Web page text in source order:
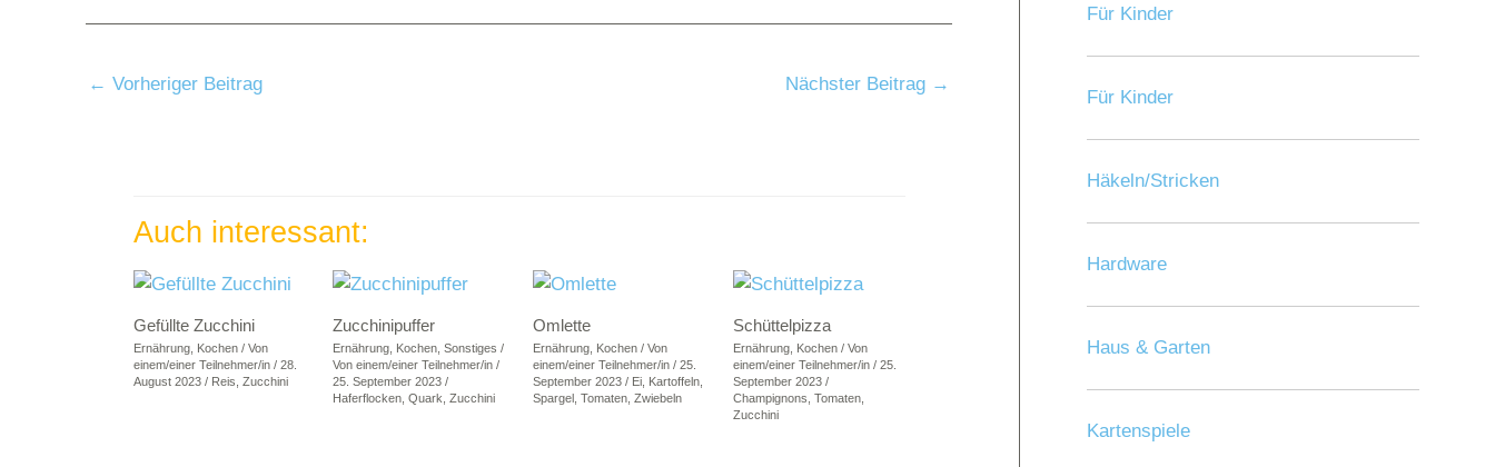
← Vorheriger Beitrag Nächster Beitrag →
Auch interessant:
Gefüllte Zucchini
Ernährung, Kochen/ Von
einem/einer Teilnehmer/in / 28.
August 2023 / Reis Zucchini
Zucchinipuffer
Ernährung Kochen ,Sonstiges /
Voneinem/einer Teilnehmer/in/
25. September 2023/
Haferflocken ,Quark ,Zucchini
Omlette
Ernährung Kochen / Von
einem/einer Teilnehmer/in / 25.
September 2023 / Ei Kartoffeln
Spargel Tomaten Zwiebeln
Schüttelpizza
Ernährung, Kochen/ Von
einem/einer Teilnehmer/in / 25.
September 2023 /
Champignons Tomaten,
Zucchini
Für Kinder
Für Kinder
Häkeln/Stricken
Hardware
Haus & Garten
Kartenspiele